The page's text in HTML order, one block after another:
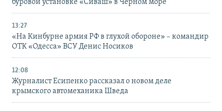
буровой установке «Сиваш» в Черном море
13:27
«На Кинбурне армия РФ в глухой обороне» – командир
ОТК «Одесса» ВСУ Денис Носиков
12:08
Журналист Есипенко рассказал о новом деле
крымского автомеханика Шведа